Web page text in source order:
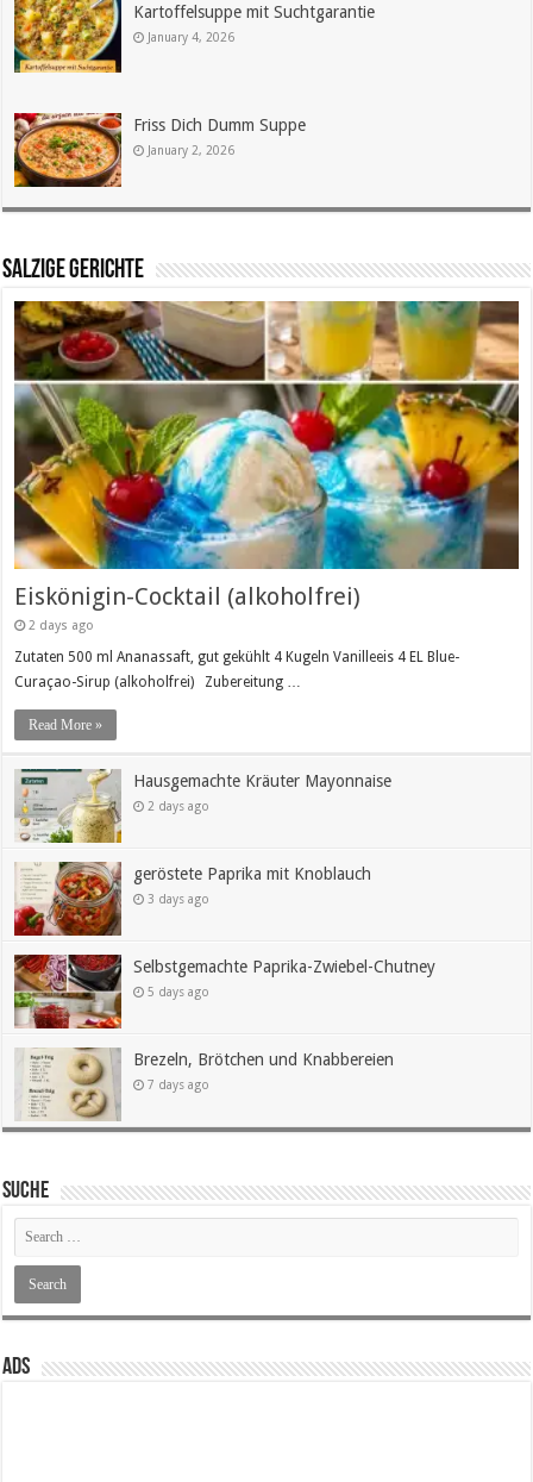
Kartoffelsuppe mit Suchtgarantie
January 4, 2026
Friss Dich Dumm Suppe
January 2, 2026
SALZIGE GERICHTE
Eiskönigin-Cocktail (alkoholfrei)
2 days ago
Zutaten 500 ml Ananassaft, gut gekühlt 4 Kugeln Vanilleeis 4 EL Blue-
Curaçao-Sirup (alkoholfrei) Zubereitung …
Read More »
Hausgemachte Kräuter Mayonnaise
2 days ago
geröstete Paprika mit Knoblauch
3 days ago
Selbstgemachte Paprika-Zwiebel-Chutney
5 days ago
Brezeln, Brötchen und Knabbereien
7 days ago
SUCHE
ADS